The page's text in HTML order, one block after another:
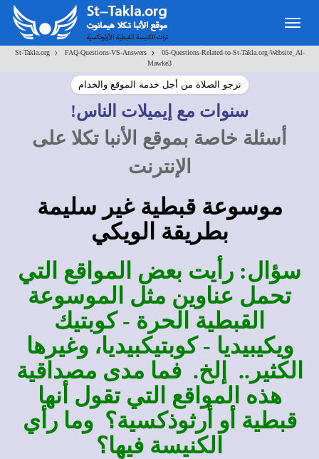
St-Takla.org> FAQ-Questions-VS-Answers>
05-Questions-Related-to-St-Takla.org-Website_Al-
Mawke3
نرجو الصلاة من أجل خدمة الموقع والخدام
سنوات مع إيميلات الناس!
أسئلة خاصة بموقع الأنبا تكلا على
الإنترنت
موسوعة قبطية غير سليمة
بطريقة الويكي
سؤال: رأيت بعض المواقع التي
تحمل عناوين مثل الموسوعة
القبطية الحرة - كوبتيك
ويكيبيديا - كوبتيكبيديا، وغيرها
الكثير.. إلخ. فما مدى مصداقية
هذه المواقع التي تقول أنها
قبطية أو أرثوذكسية؟ وما رأي
الكنيسة فيها؟